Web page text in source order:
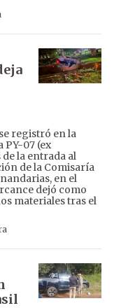
registró en la
PY-07 (ex
la entrada al
de la Comisaría
en el
dejó como
materiales tras el